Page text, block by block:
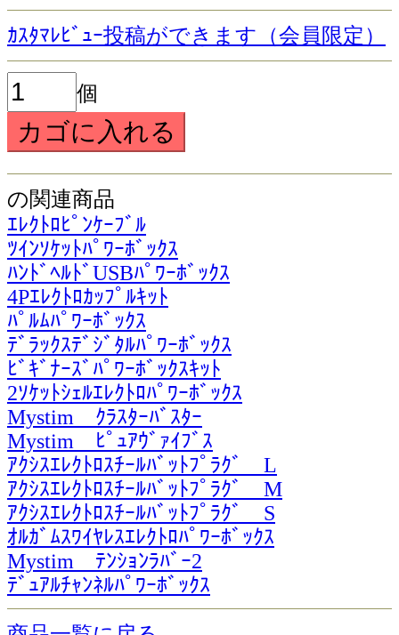
ｶｽﾀﾏﾚﾋﾞｭｰ投稿ができます（会員限定）
個
の関連商品
ｴﾚｸﾄﾛﾋﾟﾝｹｰﾌﾞﾙ
ﾂｲﾝｿｹｯﾄﾊﾟﾜｰﾎﾞｯｸｽ
ﾊﾝﾄﾞﾍﾙﾄﾞUSBﾊﾟﾜｰﾎﾞｯｸｽ
4Pｴﾚｸﾄﾛｶｯﾌﾟﾙｷｯﾄ
ﾊﾟﾙﾑﾊﾟﾜｰﾎﾞｯｸｽ
ﾃﾞﾗｯｸｽﾃﾞｼﾞﾀﾙﾊﾟﾜｰﾎﾞｯｸｽ
ﾋﾞｷﾞﾅｰｽﾞﾊﾟﾜｰﾎﾞｯｸｽｷｯﾄ
2ｿｹｯﾄｼｪﾙｴﾚｸﾄﾛﾊﾟﾜｰﾎﾞｯｸｽ
Mystim ｸﾗｽﾀｰﾊﾞｽﾀｰ
Mystim ﾋﾟｭｱｳﾞｧｲﾌﾞｽ
ｱｸｼｽｴﾚｸﾄﾛｽﾁｰﾙﾊﾞｯﾄﾌﾟﾗｸﾞ L
ｱｸｼｽｴﾚｸﾄﾛｽﾁｰﾙﾊﾞｯﾄﾌﾟﾗｸﾞ M
ｱｸｼｽｴﾚｸﾄﾛｽﾁｰﾙﾊﾞｯﾄﾌﾟﾗｸﾞ S
ｵﾙｶﾞﾑｽﾜｲﾔﾚｽｴﾚｸﾄﾛﾊﾟﾜｰﾎﾞｯｸｽ
Mystim ﾃﾝｼｮﾝﾗﾊﾞｰ2
ﾃﾞｭｱﾙﾁｬﾝﾈﾙﾊﾟﾜｰﾎﾞｯｸｽ